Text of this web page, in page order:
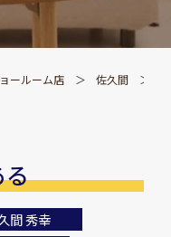
ールーム店 佐久間
る
間 秀幸